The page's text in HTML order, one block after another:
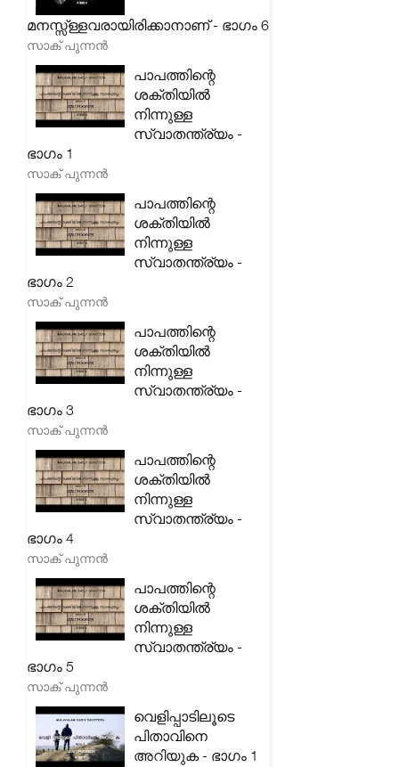
മനസ്സ്ള്ളവരായിരിക്കാനാണ് - ഭാഗം 6
സാക് പുന്നൻ
പാപത്തിന്റെ
ശക്തിയിൽ
നിന്നുള്ള
സ്വാതന്ത്ര്യം -
ഭാഗം 1
സാക് പുന്നൻ
പാപത്തിന്റെ
ശക്തിയിൽ
നിന്നുള്ള
സ്വാതന്ത്ര്യം -
ഭാഗം 2
സാക് പുന്നൻ
പാപത്തിന്റെ
ശക്തിയിൽ
നിന്നുള്ള
സ്വാതന്ത്ര്യം -
ഭാഗം 3
സാക് പുന്നൻ
പാപത്തിന്റെ
ശക്തിയിൽ
നിന്നുള്ള
സ്വാതന്ത്ര്യം -
ഭാഗം 4
സാക് പുന്നൻ
പാപത്തിന്റെ
ശക്തിയിൽ
നിന്നുള്ള
സ്വാതന്ത്ര്യം -
ഭാഗം 5
സാക് പുന്നൻ
വെളിപ്പാടിലൂടെ
പിതാവിനെ
അറിയുക - ഭാഗം 1